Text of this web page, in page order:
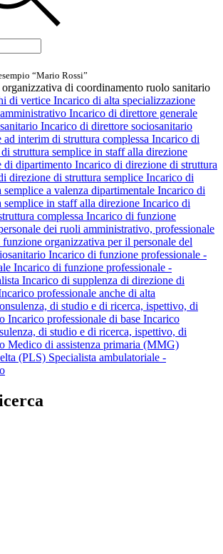
“Mario Rossi”
di coordinamento ruolo sanitario
di vertice Incarico di alta specializzazione
Incarico di direttore generale
Incarico di direttore sociosanitario
interim di struttura complessa Incarico di
struttura semplice in staff alla direzione
di dipartimento Incarico di direzione di struttura
direzione di struttura semplice Incarico di
a valenza dipartimentale Incarico di
semplice in staff alla direzione Incarico di
complessa Incarico di funzione
dei ruoli amministrativo, professionale
organizzativa per il personale del
Incarico di funzione professionale -
Incarico di funzione professionale -
Incarico di supplenza di direzione di
professionale anche di alta
di studio e di ricerca, ispettivo, di
Incarico professionale di base Incarico
di studio e di ricerca, ispettivo, di
Medico di assistenza primaria (MMG)
(PLS) Specialista ambulatoriale -